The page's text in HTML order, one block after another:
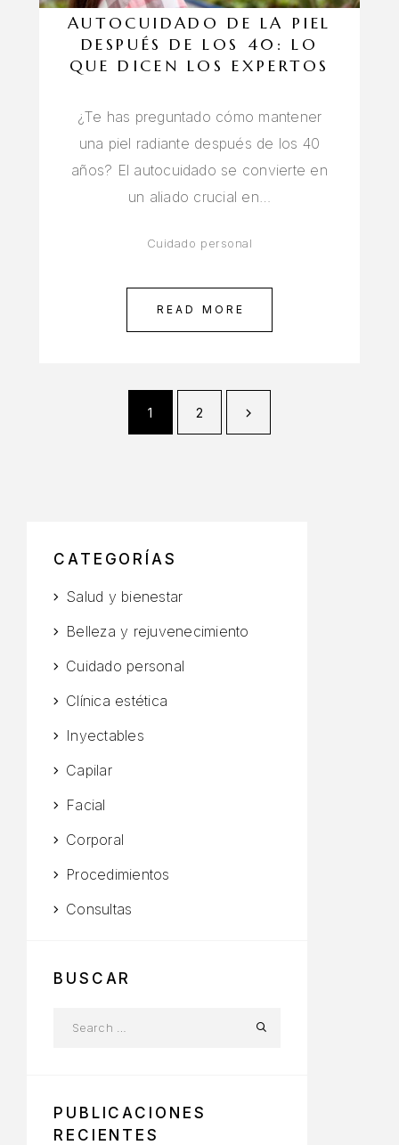
AUTOCUIDADO DE LA PIEL
DESPUÉS DE LOS 40: LO
QUE DICEN LOS EXPERTOS
¿Te has preguntado cómo mantener
una piel radiante después de los 40
años? El autocuidado se convierte en
un aliado crucial en…
Cuidado personal
READ MORE
1 2
CATEGORÍAS
Salud y bienestar
Belleza y rejuvenecimiento
Cuidado personal
Clínica estética
Inyectables
Capilar
Facial
Corporal
Procedimientos
Consultas
BUSCAR
PUBLICACIONES
RECIENTES